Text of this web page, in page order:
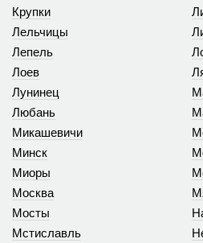
Крупки
Лельчицы
Лепель
Лоев
Лунинец
Любань
Микашевичи
Минск
Миоры
Москва
Мосты
Мстиславль